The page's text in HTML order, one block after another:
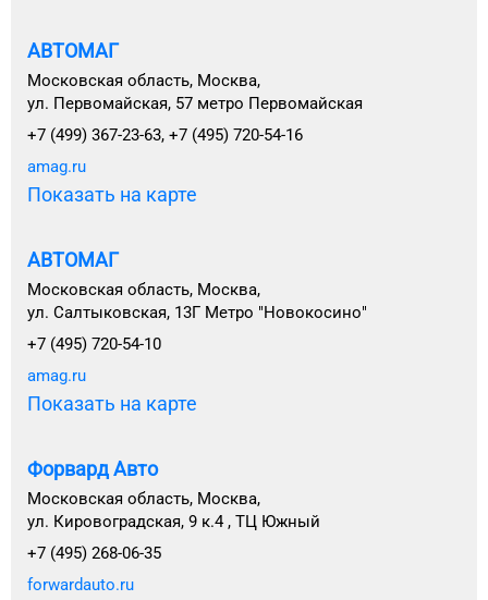
АВТОМАГ
Московская область, Москва,
ул. Первомайская, 57 метро Первомайская
+7 (499) 367-23-63, +7 (495) 720-54-16
amag.ru
Показать на карте
АВТОМАГ
Московская область, Москва,
ул. Салтыковская, 13Г Метро "Новокосино"
+7 (495) 720-54-10
amag.ru
Показать на карте
Форвард Авто
Московская область, Москва,
ул. Кировоградская, 9 к.4 , ТЦ Южный
+7 (495) 268-06-35
forwardauto.ru